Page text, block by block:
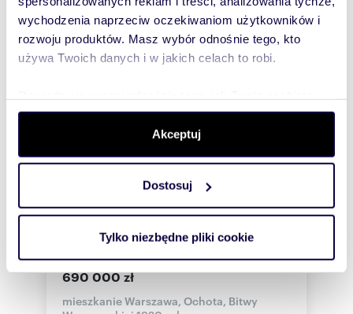
wychodzenia naprzeciw oczekiwaniom użytkowników i
rozwoju produktów. Masz wybór odnośnie tego, kto
używa Twoich danych i w jakich celach to robi.
dane są przetwarzane oraz ustaw własne preferencje w
. W Deklaracji plików cookie możesz
zmienić lub wycofać swoją zgodę w dowolnej chwili.
Wykorzystujemy pliki cookie do spersonalizowania treści
i reklam, aby oferować funkcje społecznościowe i
korzystasz z naszej witryny, udostępniamy partnerom
Partnerzy mogą połączyć te informacje z innymi danymi
otrzymanymi od Ciebie lub uzyskanymi podczas
Akceptuj
Dostosuj
Tylko niezbędne pliki cookie
39,50m2 1 17 468zł/m2
windą i zielonym skwerem
690 000 zł
mieszkanie Warszawa, Ochota, Bitwy